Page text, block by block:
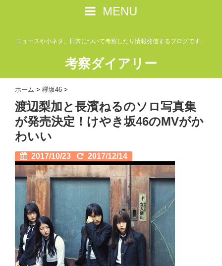
MENU
ニュースや小ネタ、日常について考察したり情報発信するブログです。
考察ダイアリー
ホーム > 欅坂46 >
渡辺梨加と長濱ねるのソロ写真集
が発売決定！けやき坂46のMVがか
わいい
2017/10/23 2017/12/14